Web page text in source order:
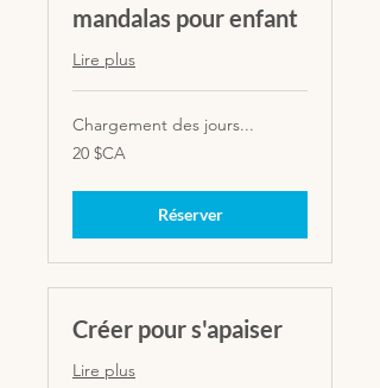
mandalas pour enfant
Lire plus
Chargement des jours...
20
dollars
20 $CA
Réserver
Créer pour s'apaiser
Lire plus